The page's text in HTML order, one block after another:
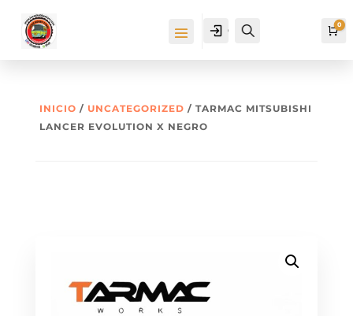
Cuenta 0
INICIO / UNCATEGORIZED / TARMAC MITSUBISHI
LANCER EVOLUTION X NEGRO